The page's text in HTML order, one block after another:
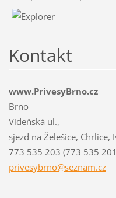
Kontakt
www.PrivesyBrno.cz
Brno
Vídeňská ul.,
sjezd na Želešice, Chrlice,
773 535 203 (773 535
privesybrno@seznam.cz